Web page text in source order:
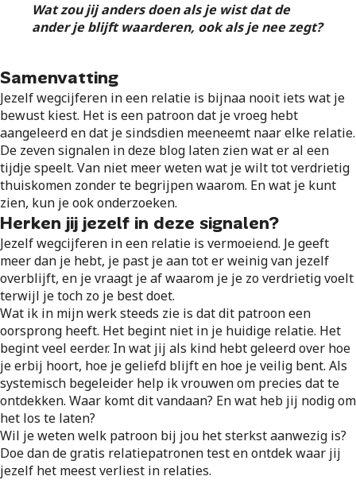
Wat zou jij anders doen als je wist dat de
ander je blijft waarderen, ook als je nee zegt?
Samenvatting
Jezelf wegcijferen in een relatie is bijnaa nooit iets wat je
bewust kiest. Het is een patroon dat je vroeg hebt
aangeleerd en dat je sindsdien meeneemt naar elke relatie.
De zeven signalen in deze blog laten zien wat er al een
tijdje speelt. Van niet meer weten wat je wilt tot verdrietig
thuiskomen zonder te begrijpen waarom. En wat je kunt
zien, kun je ook onderzoeken.
Herken jij jezelf in deze signalen?
Jezelf wegcijferen in een relatie is vermoeiend. Je geeft
meer dan je hebt, je past je aan tot er weinig van jezelf
overblijft, en je vraagt je af waarom je je zo verdrietig voelt
terwijl je toch zo je best doet.
Wat ik in mijn werk steeds zie is dat dit patroon een
oorsprong heeft. Het begint niet in je huidige relatie. Het
begint veel eerder. In wat jij als kind hebt geleerd over hoe
je erbij hoort, hoe je geliefd blijft en hoe je veilig bent. Als
systemisch begeleider help ik vrouwen om precies dat te
ontdekken. Waar komt dit vandaan? En wat heb jij nodig om
het los te laten?
Wil je weten welk patroon bij jou het sterkst aanwezig is?
Doe dan de gratis relatiepatronen test en ontdek waar jij
jezelf het meest verliest in relaties.